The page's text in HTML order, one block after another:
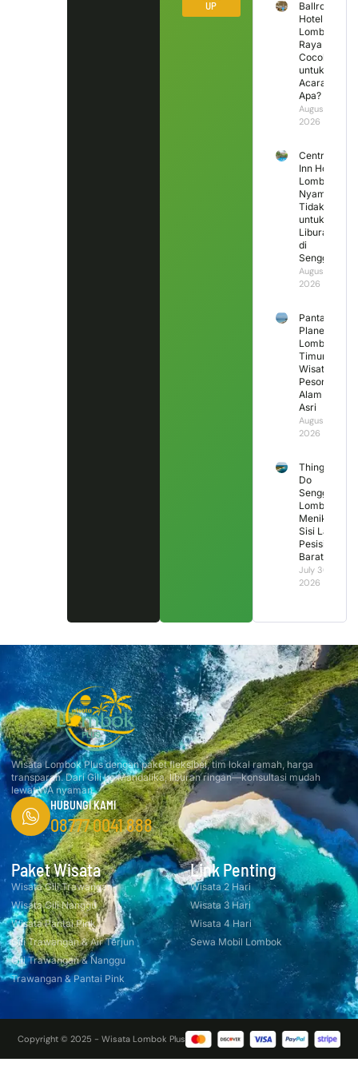
UP
Ballroom
Hotel
Lombok
Raya
Cocok
untuk
Acara
Apa?
August 3,
2026
Central
Inn Hotel
Lombok,
Nyaman
Tidak
untuk
Liburan
di
Senggigi?
August 2,
2026
Pantai
Planet
Lombok
Timur,
Wisata
Pesona
Alam
Asri
August 1,
2026
Things to
Do
Senggigi
Lombok:
Menikmati
Sisi Lain
Pesisir
Barat
July 30,
2026
Wisata Lombok Plus dengan paket fleksibel, tim lokal ramah, harga
transparan. Dari Gili ke Mandalika, liburan ringan—konsultasi mudah
lewat WA nyaman.
HUBUNGI KAMI
08777 0041 888
Paket Wisata
Wisata Gili Trawangan
Wisata Gili Nanggu
Wisata Pantai Pink
Gili Trawangan & Air Terjun
Gili Trawangan & Nanggu
Trawangan & Pantai Pink
Link Penting
Wisata 2 Hari
Wisata 3 Hari
Wisata 4 Hari
Sewa Mobil Lombok
Copyright © 2025 - Wisata Lombok Plus